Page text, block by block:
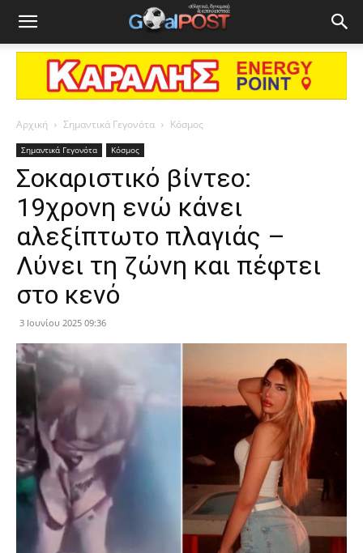
Αρχική Σημαντικά Γεγονότα Κόσμος
Σημαντικά Γεγονότα Κόσμος
Σοκαριστικό βίντεο:
19χρονη ενώ κάνει
αλεξίπτωτο πλαγιάς –
Λύνει τη ζώνη και πέφτει
στο κενό
3 Ιουνίου 2025 09:36